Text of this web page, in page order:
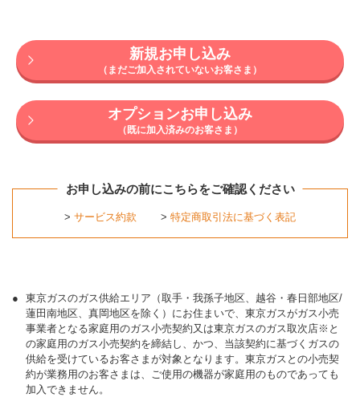
新規お申し込み
（まだご加入されていないお客さま）
オプションお申し込み
（既に加入済みのお客さま）
お申し込みの前にこちらをご確認ください
> サービス約款 > 特定商取引法に基づく表記
●
東京ガスのガス供給エリア（取手・我孫子地区、越谷・春日部地区/
蓮田南地区、真岡地区を除く）にお住まいで、東京ガスがガス小売
事業者となる家庭用のガス小売契約又は東京ガスのガス取次店※と
の家庭用のガス小売契約を締結し、かつ、当該契約に基づくガスの
供給を受けているお客さまが対象となります。東京ガスとの小売契
約が業務用のお客さまは、ご使用の機器が家庭用のものであっても
加入できません。